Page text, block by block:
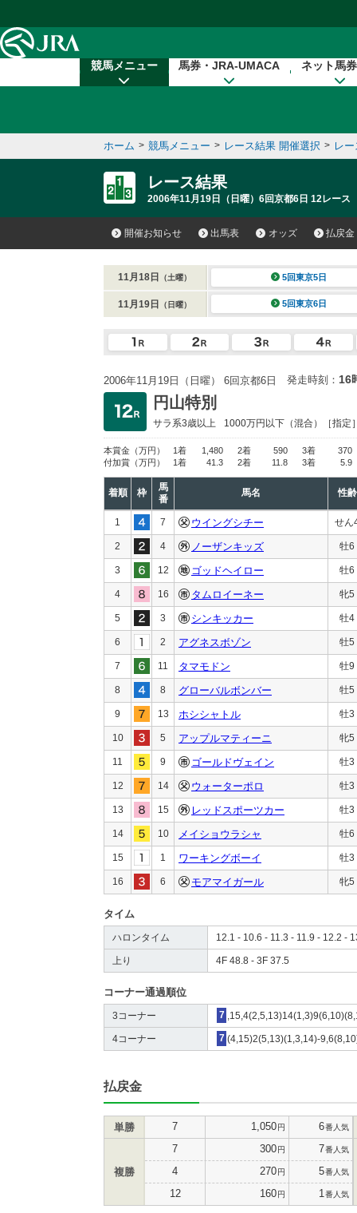
競馬メニュー 馬券・JRA-UMACA ネット馬
ホーム > 競馬メニュー > レース結果 開催選択 > レ
レース結果
2006年11月19日（日曜）6回京都6日 12レース
開催お知らせ 出馬表 オッズ 払戻金
11月18日 （土曜） 5回東京5日
11月19日 （日曜） 5回東京6日
2006年11月19日（日曜） 6回京都6日 発走時刻： 16
円山特別
サラ系3歳以上 1000万円以下 （混合）［指定
本賞金 （万円） 1着 1,480 2着 590 3着
370
付加賞 （万円） 1着 41.3 2着 11.8 3着 5.9
着順 枠
馬
番
馬名 性齢
1 7 ウイングシチー せん
2 4 ノーザンキッズ 牡6
3 12 ゴッドヘイロー 牡6
4 16 タムロイーネー 牝5
5 3 シンキッカー 牡4
6 2 アグネスボゾン 牡5
7 11 タマモドン 牡9
8 8 グローバルボンバー 牡5
9 13 ホシシャトル 牡3
10 5 アップルマティーニ 牝5
11 9 ゴールドヴェイン 牡3
12 14 ウォーターポロ 牡3
13 15 レッドスポーツカー 牡3
14 10 メイショウラシャ 牡6
15 1 ワーキングボーイ 牡3
16 6 モアマイガール 牝5
タイム
ハロンタイム 12.1 - 10.6 - 11.3 - 11.9 - 12.2 -
上り 4F 48.8 - 3F 37.5
コーナー通過順位
3コーナー 7
4コーナー 7 (4,15)2(5,13)(1,3,14)-
払戻金
単勝 7 1,050円 6番人気
複勝
7 300円 7番人気
4 270円 5番人気
12 160円 1 番人気